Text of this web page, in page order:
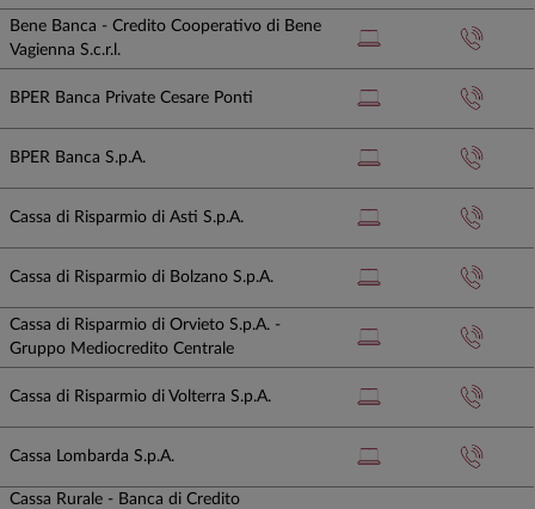
Bene Banca - Credito Cooperativo di Bene
Vagienna S.c.r.l.
BPER Banca Private Cesare Ponti
BPER Banca S.p.A.
Cassa di Risparmio di Asti S.p.A.
Cassa di Risparmio di Bolzano S.p.A.
Cassa di Risparmio di Orvieto S.p.A. -
Gruppo Mediocredito Centrale
Cassa di Risparmio di Volterra S.p.A.
Cassa Lombarda S.p.A.
Cassa Rurale - Banca di Credito